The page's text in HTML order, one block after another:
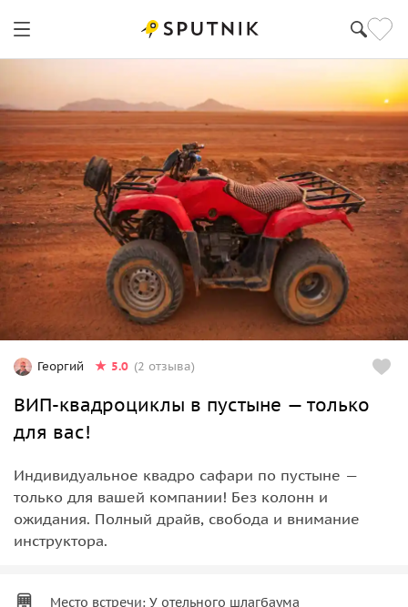
Георгий 5.0 (2 отзыва)
ВИП-квадроциклы в пустыне — только
для вас!
Индивидуальное квадро сафари по пустыне —
только для вашей компании! Без колонн и
ожидания. Полный драйв, свобода и внимание
инструктора.
Место встречи: У отельного шлагбаума